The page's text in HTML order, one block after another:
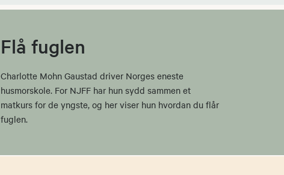
Flå fuglen
Charlotte Mohn Gaustad driver Norges eneste
husmorskole. For NJFF har hun sydd sammen et
matkurs for de yngste, og her viser hun hvordan du flår
fuglen.